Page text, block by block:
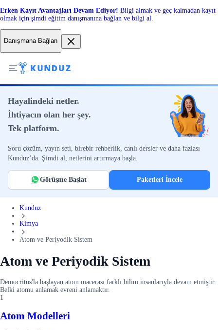
Erken Kayıt Avantajları Devam Ediyor! Bilgi almak ve geç kalmadan kayıt
olmak için şimdi eğitim danışmanına bağlan ve bilgi al.
Danışmana Bağlan
Hayalindeki netler.
İhtiyacın olan her şey.
Tek platform.
Soru çözüm, yayın seti, birebir rehberlik, canlı dersler ve daha fazlası
Kunduz’da. Şimdi al, netlerini artırmaya başla.
Görüşme Başlat Paketleri İncele
Kunduz
Kimya
Atom ve Periyodik Sistem
Atom ve Periyodik Sistem
Democritus'la başlayan atom macerası farklı bilim insanlarıyla devam etmiştir.
Belki atomu anlamak evreni anlamaktır.
1
Atom Modelleri